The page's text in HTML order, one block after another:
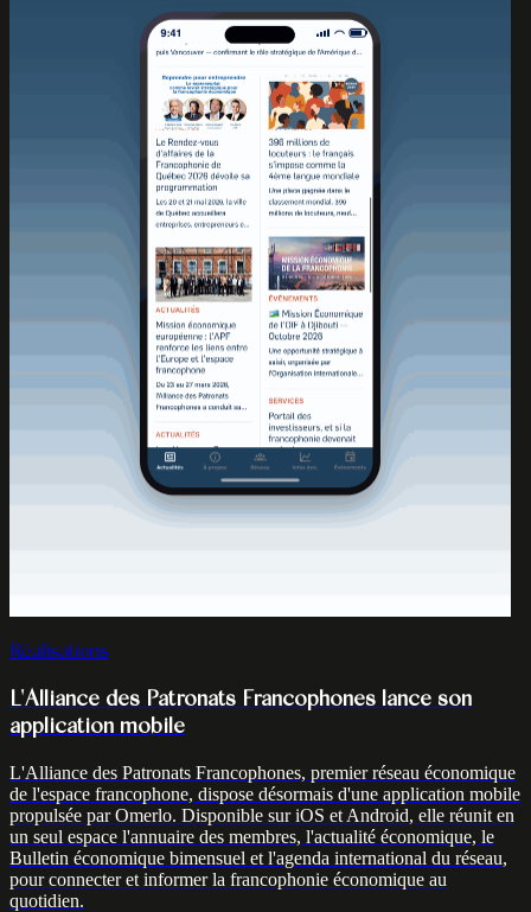
Réalisations
L'Alliance des Patronats Francophones lance son
application mobile
L'Alliance des Patronats Francophones, premier réseau économique
de l'espace francophone, dispose désormais d'une application mobile
propulsée par Omerlo. Disponible sur iOS et Android, elle réunit en
un seul espace l'annuaire des membres, l'actualité économique, le
Bulletin économique bimensuel et l'agenda international du réseau,
pour connecter et informer la francophonie économique au
quotidien.